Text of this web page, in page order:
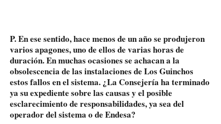
P. En ese sentido, hace menos de un año se produjeron
varios apagones, uno de ellos de varias horas de
duración. En muchas ocasiones se achacan a la
obsolescencia de las instalaciones de Los Guinchos
estos fallos en el sistema. ¿La Consejería ha terminado
ya su expediente sobre las causas y el posible
esclarecimiento de responsabilidades, ya sea del
operador del sistema o de Endesa?